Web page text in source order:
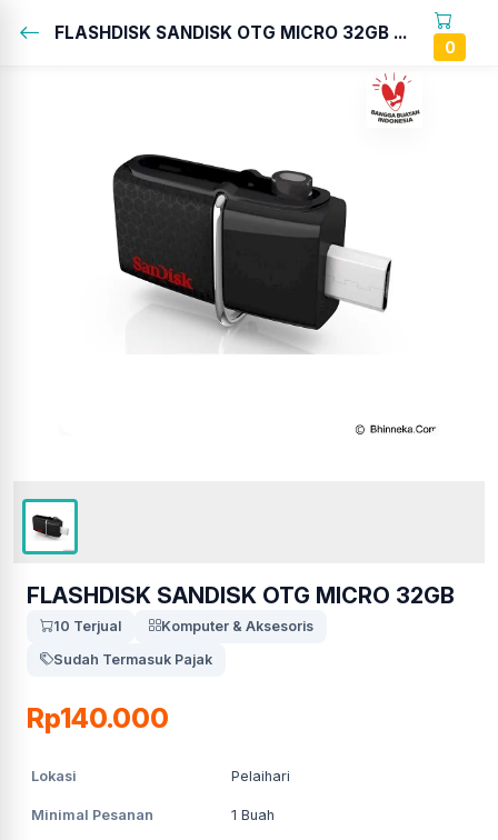
FLASHDISK SANDISK OTG MICRO 32GB ...
0
FLASHDISK SANDISK OTG MICRO 32GB
10 Terjual
Komputer & Aksesoris
Sudah Termasuk Pajak
Rp140.000
Lokasi Pelaihari
Minimal Pesanan 1 Buah